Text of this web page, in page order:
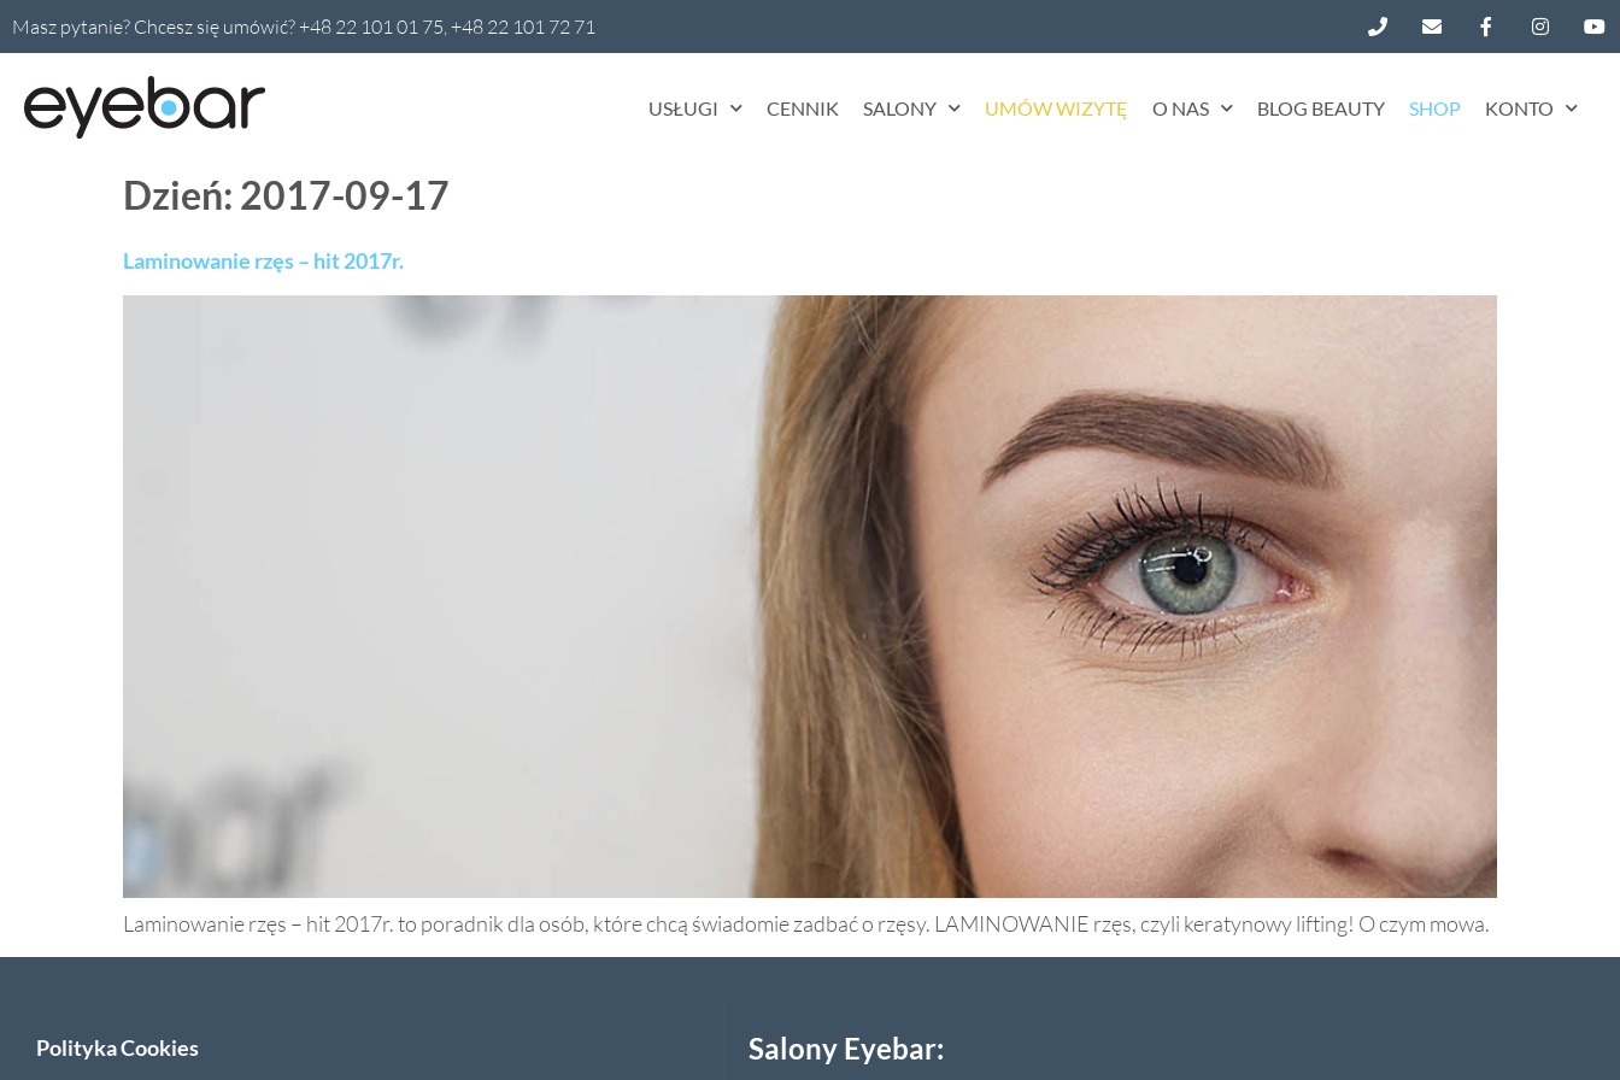
Masz pytanie? Chcesz się umówić? +48 22 101 01 75, +48 22 101 72 71
USŁUGI CENNIK SALONY UMÓW WIZYTĘ O NAS BLOG BEAUTY SHOP KONTO
Dzień: 2017-09-17
Laminowanie rzęs – hit 2017r.
Laminowanie rzęs – hit 2017r. to poradnik dla osób, które chcą świadomie zadbać o rzęsy. LAMINOWANIE rzęs, czyli keratynowy lifting! O czym mowa.
Polityka Cookies Salony Eyebar: